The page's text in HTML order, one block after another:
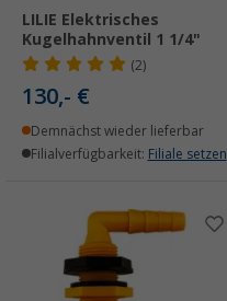
LILIE Elektrisches
Kugelhahnventil 1 1/4"
(2)
130,- €
Demnächst wieder lieferbar
Filialverfügbarkeit: Filiale setzen